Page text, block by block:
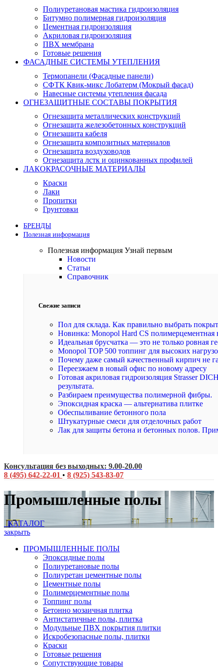
Полиуретановая мастика гидроизоляция
Битумно полимерная гидроизоляция
Цементная гидроизоляция
Акриловая гидроизоляция
ПВХ мембрана
Готовые решения
ФАСАДНЫЕ СИСТЕМЫ УТЕПЛЕНИЯ
Термопанели (Фасадные панели)
СФТК Квик-микс Лобатерм (Мокрый фасад)
Навесные системы утепления фасада
ОГНЕЗАЩИТНЫЕ СОСТАВЫ ПОКРЫТИЯ
Огнезащита металлических конструкций
Огнезащита железобетонных конструкций
Огнезащита кабеля
Огнезащита композитных материалов
Огнезащита воздуховодов
Огнезащита лстк и оцинкованных профилей
ЛАКОКРАСОЧНЫЕ МАТЕРИАЛЫ
Краски
Лаки
Пропитки
Грунтовки
БРЕНДЫ
Полезная информация
Полезная информация Узнай первым
Новости
Статьи
Справочник
Свежие записи
Пол для склада. Как правильно выбрать
Новинка: Monopol Hard CS полимерцементная
Идеальная брусчатка — это не только ровная
Monopol TOP 500 топпинг для высоких
Почему даже самый качественный кирпич не
Переезжаем в новый офис по новому адресу
Готовая акриловая гидроизоляция Strasser
результата.
Разбираем преимущества полимерной фибры.
Эпоксидная краска — альтернатива плитке
Обеспыливание бетонного пола
Штукатурные смеси для отделочных работ
Лак для защиты бетона и бетонных полов.
Консультация без выходных: 9.00-20.00
8 (495) 642-22-01 • 8 (925) 543-83-07
Промышленные полы
КАТАЛОГ
закрыть
ПРОМЫШЛЕННЫЕ ПОЛЫ
Эпоксидные полы
Полиуретановые полы
Полиуретан цементные полы
Цементные полы
Полимерцементные полы
Топпинг полы
Бетонно мозаичная плитка
Антистатичные полы, плитка
Модульные ПВХ покрытия плитки
Искробезопасные полы, плитки
Краски
Готовые решения
Сопутствующие товары